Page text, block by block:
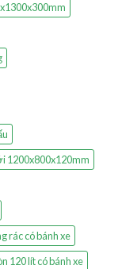
1200x800x120mm
rác có bánh xe
120 lít có bánh xe